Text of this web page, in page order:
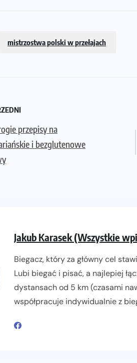
mistrzostwa polski w przełajach
przepisy na
i bezglutenowe
Jakub Karasek (Wszystkie
Biegacz, który za główny cel
Lubi biegać i pisać, a najlepiej
dystansach od 5 km (czasami
współpracuje indywidualnie z